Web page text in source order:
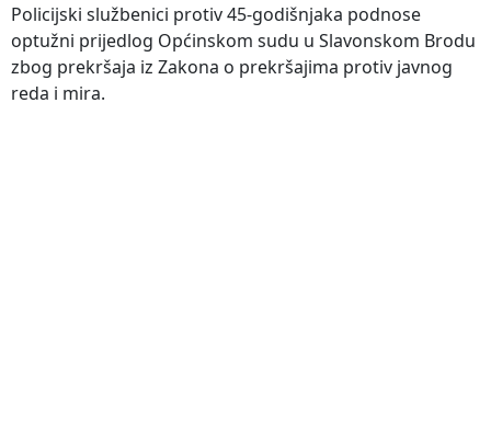
Policijski službenici protiv 45-godišnjaka podnose
optužni prijedlog Općinskom sudu u Slavonskom Brodu
zbog prekršaja iz Zakona o prekršajima protiv javnog
reda i mira.